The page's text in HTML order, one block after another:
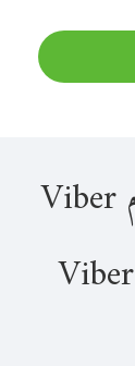
الاتصال على زامبيا باستخدام Viber
بمجرد حصولك على أرصدة Viber